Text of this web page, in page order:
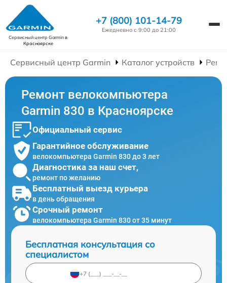
Сервисный центр Garminв
Красноярске
+7 (800) 101-14-79
Ежедневно с 9:00 до 21:00
Сервисный центр Garmin Каталог устройств
Ремонт велокомпьютера
Garmin 830 в Красноярске
Официальный сервис
Гарантийное обслуживание
велокомпьютера Garmin 830 до 3 лет
Диагностика за наш счет,
ремонт по желанию
Бесплатный выезд курьера
в день обращения
Срочный ремонт
велокомпьютера Garmin 830 от 35 минут
Бесплатная консультация со
специалистом